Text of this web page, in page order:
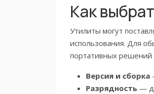
Как
Утилиты могут
использования. Для
портативных
Версия и сборка
Разрядность —